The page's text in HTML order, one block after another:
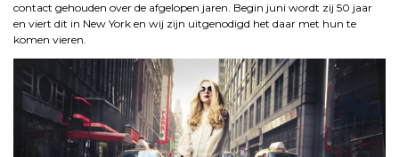
contact gehouden over de afgelopen jaren. Begin juni wordt zij 50 jaar
en viert dit in New York en wij zijn uitgenodigd het daar met hun te
komen vieren.